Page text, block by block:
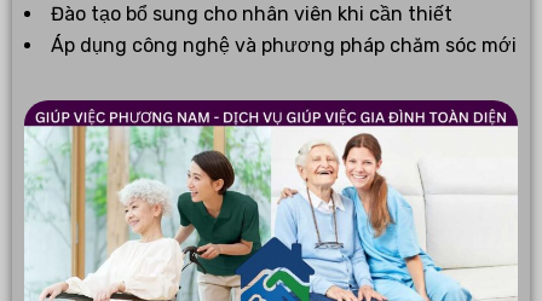
Đào tạo bổ sung cho nhân viên khi cần thiết
Áp dụng công nghệ và phương pháp chăm sóc mới